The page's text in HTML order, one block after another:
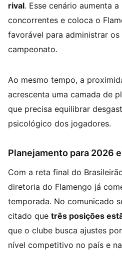
rival. Esse cenário aumenta
concorrentes e coloca o
favorável para administrar
campeonato.
Ao mesmo tempo, a
acrescenta uma camada de
que precisa equilibrar
psicológico dos jogadores.
Planejamento para 2026
Com a reta final do
diretoria do Flamengo já
temporada. No comunicado
citado que três posições
que o clube busca ajustes
nível competitivo no país e